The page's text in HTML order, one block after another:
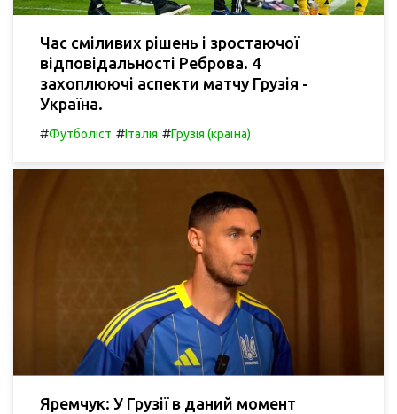
Час сміливих рішень і зростаючої
відповідальності Реброва. 4
захоплюючі аспекти матчу Грузія -
Україна.
#Футболіст #Італія #Грузія (країна)
Яремчук: У Грузії в даний момент